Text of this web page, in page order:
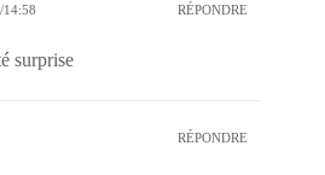
14:58 RÉPONDRE
surprise
RÉPONDRE